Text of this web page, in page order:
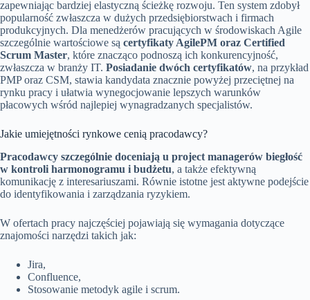
zapewniając bardziej elastyczną ścieżkę rozwoju. Ten system zdobył
popularność zwłaszcza w dużych przedsiębiorstwach i firmach
produkcyjnych. Dla menedżerów pracujących w środowiskach Agile
szczególnie wartościowe są certyfikaty AgilePM oraz Certified
Scrum Master, które znacząco podnoszą ich konkurencyjność,
zwłaszcza w branży IT. Posiadanie dwóch certyfikatów, na przykład
PMP oraz CSM, stawia kandydata znacznie powyżej przeciętnej na
rynku pracy i ułatwia wynegocjowanie lepszych warunków
płacowych wśród najlepiej wynagradzanych specjalistów.
Jakie umiejętności rynkowe cenią pracodawcy?
Pracodawcy szczególnie doceniają u project managerów biegłość
w kontroli harmonogramu i budżetu, a także efektywną
komunikację z interesariuszami. Równie istotne jest aktywne podejście
do identyfikowania i zarządzania ryzykiem.
W ofertach pracy najczęściej pojawiają się wymagania dotyczące
znajomości narzędzi takich jak:
Jira,
Confluence,
Stosowanie metodyk agile i scrum.